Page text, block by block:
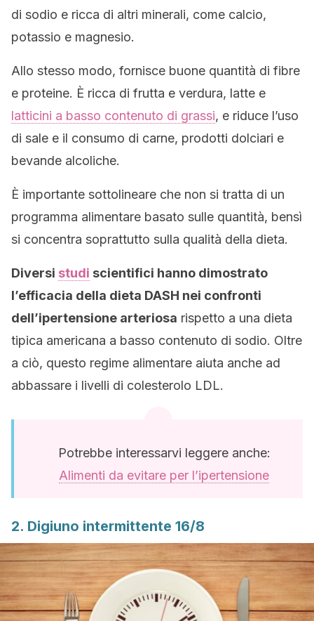
di sodio e ricca di altri minerali, come calcio,
potassio e magnesio.
Allo stesso modo, fornisce buone quantità di fibre
e proteine. È ricca di frutta e verdura, latte e
latticini a basso contenuto di grassi, e riduce l’uso
di sale e il consumo di carne, prodotti dolciari e
bevande alcoliche.
È importante sottolineare che non si tratta di un
programma alimentare basato sulle quantità, bensì
si concentra soprattutto sulla qualità della dieta.
Diversi studi scientifici hanno dimostrato
l’efficacia della dieta DASH nei confronti
dell’ipertensione arteriosa rispetto a una dieta
tipica americana a basso contenuto di sodio. Oltre
a ciò, questo regime alimentare aiuta anche ad
abbassare i livelli di colesterolo LDL.
Potrebbe interessarvi leggere anche:
Alimenti da evitare per l’ipertensione
2. Digiuno intermittente 16/8